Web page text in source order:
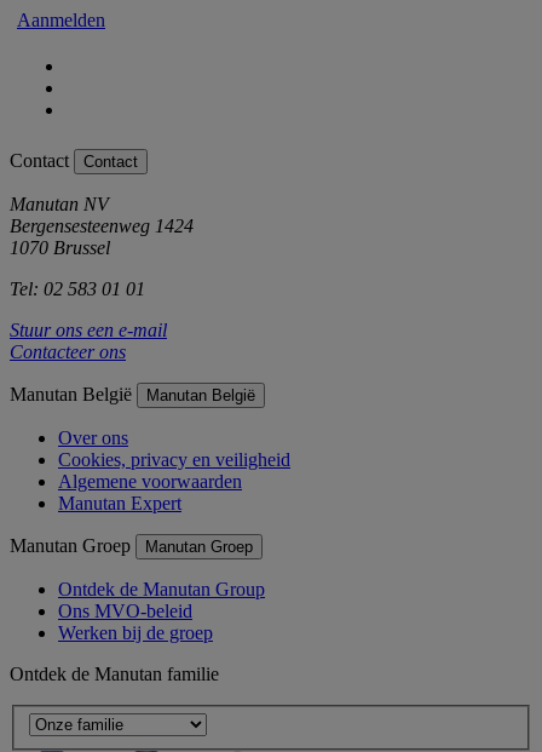
Aanmelden
Contact Contact
Manutan NV
Bergensesteenweg 1424
1070 Brussel
Tel: 02 583 01 01
Stuur ons een e-mail
Contacteer ons
Manutan België Manutan België
Over ons
Cookies, privacy en veiligheid
Algemene voorwaarden
Manutan Expert
Manutan Groep Manutan Groep
Ontdek de Manutan Group
Ons MVO-beleid
Werken bij de groep
Ontdek de Manutan familie